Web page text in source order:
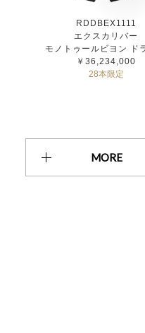
RDDBEX1111
エクスカリバー
モノトゥールビヨン ド
￥36,234,000
28本限定
MORE